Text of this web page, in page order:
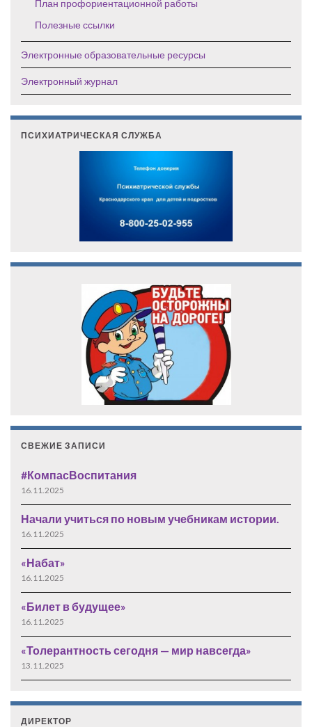
План профориентационной работы
Полезные ссылки
Электронные образовательные ресурсы
Электронный журнал
ПСИХИАТРИЧЕСКАЯ СЛУЖБА
СВЕЖИЕ ЗАПИСИ
#КомпасВоспитания
16.11.2025
Начали учиться по новым учебникам истории.
16.11.2025
«Набат»
16.11.2025
«Билет в будущее»
16.11.2025
«Толерантность сегодня — мир навсегда»
13.11.2025
ДИРЕКТОР